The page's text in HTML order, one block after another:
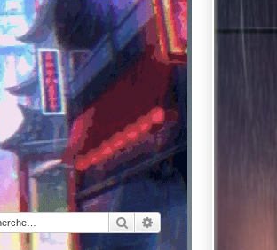
RechercherRecherche avancée